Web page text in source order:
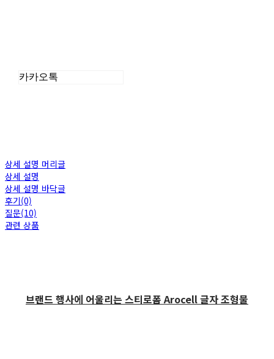
카카오톡
상세 설명 머리글
상세 설명
상세 설명 바닥글
후기(0)
질문(10)
관련 상품
브랜드 행사에 어울리는 스티로폼 Arocell 글자 조형물